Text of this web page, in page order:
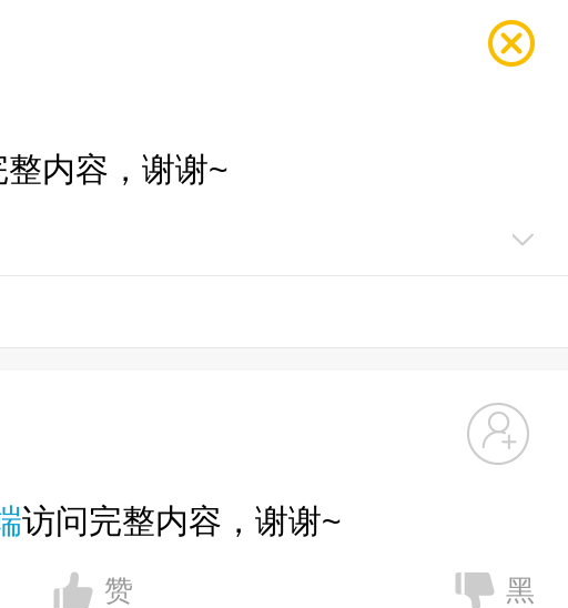
内容，谢谢~
访问完整内容，谢谢~
赞 黑